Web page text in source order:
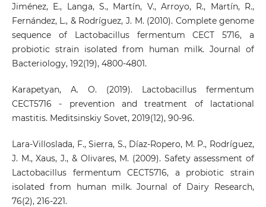
Jiménez, E., Langa, S., Martín, V., Arroyo, R., Martín, R.,
Fernández, L., & Rodríguez, J. M. (2010). Complete genome
sequence of Lactobacillus fermentum CECT 5716, a
probiotic strain isolated from human milk. Journal of
Bacteriology, 192(19), 4800-4801.
Karapetyan, A. O. (2019). Lactobacillus fermentum
CECT5716 - prevention and treatment of lactational
mastitis. Meditsinskiy Sovet, 2019(12), 90-96.
Lara-Villoslada, F., Sierra, S., Díaz-Ropero, M. P., Rodríguez,
J. M., Xaus, J., & Olivares, M. (2009). Safety assessment of
Lactobacillus fermentum CECT5716, a probiotic strain
isolated from human milk. Journal of Dairy Research,
76(2), 216-221.